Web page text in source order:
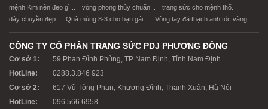
mệnh Kim nên đeo gì...
vòng phong thủy chuẩn...
trang sức cho mệnh thổ...
dây chuyền đẹp..
Quà mùng 8-3 cho bạn gái... Vòng tay đá thạch anh tóc vàng
CÔNG TY CỔ PHẦN TRANG SỨC PDJ PHƯƠNG ĐÔNG
Cơ sở 1:
59 Phan Đình Phùng, TP Nam Định, Tỉnh Nam Định
HotLine:
0288.3.846 923
Cơ sở 2:
617 Vũ Tông Phan, Khương Đình, Thanh Xuân, Hà Nội
HotLine:
096 566 6958